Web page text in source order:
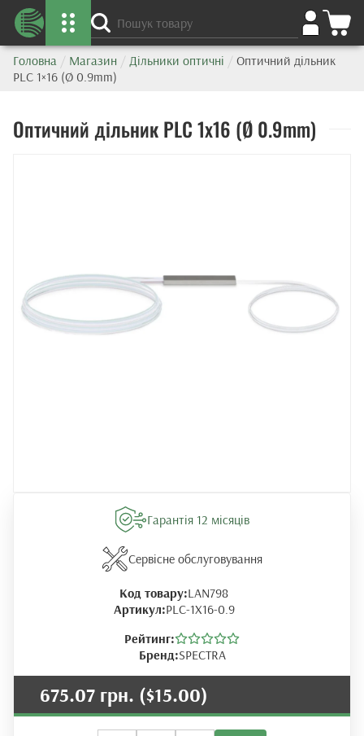
Головна / Магазин / Дільники оптичні / Оптичний дільник
PLC 1×16 (Ø 0.9mm)
Оптичний дільник PLC 1x16 (Ø 0.9mm)
Гарантія 12 місяців
Сервісне обслуговування
Код товару:LAN798
Артикул:PLC-1X16-0.9
Рейтинг:
Бренд:SPECTRA
675.07 грн. ($15.00)